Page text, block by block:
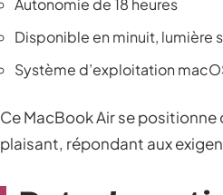
Autonomie de 18 heures
Disponible en minuit, lumière
Système d’exploitation
Ce MacBook Air se
plaisant, répondant aux